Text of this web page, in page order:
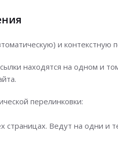
и контекстную
находятся на одном и
перелинковки:
страницах. Ведут на одни и